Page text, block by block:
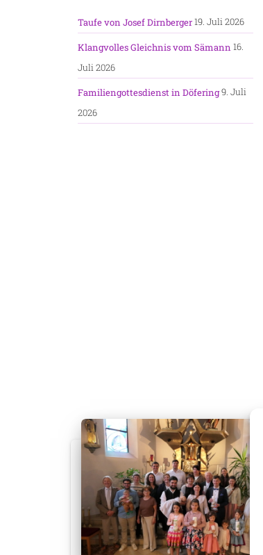
Taufe von Josef Dirnberger19. Juli 2026
Klangvolles Gleichnis vom Sämann 16.
Juli 2026
Familiengottesdienst in Döfering9. Juli
2026